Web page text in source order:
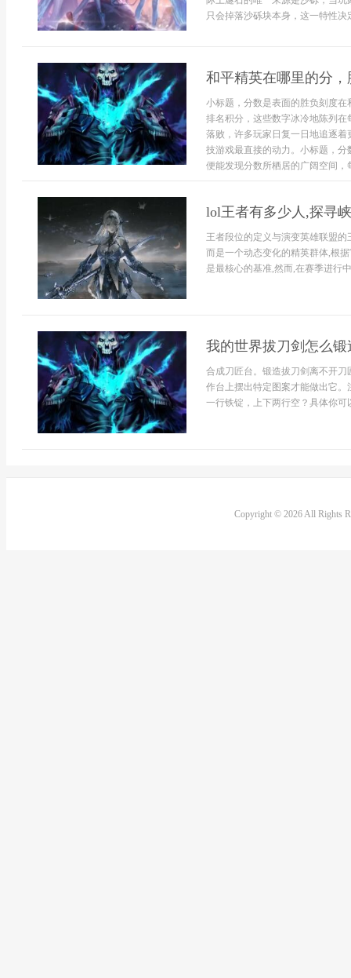
只会掉落沙砾块本身，这一特性决
和平精英在哪里的分
小标题，分数是表面的胜负刻度
排名积分，这些数字冰冷地陈列
落败，许多玩家日复一日地追逐
技游戏最直接的动力。小标题，
便能发现分数所栖居的广阔空间
lol王者有多少人,探寻
王者段位的定义与演变英雄联盟
而是一个动态变化的精英群体,根
是最核心的基准,然而,在赛季进行
我的世界拔刀剑怎么
合成刀匠台。锻造拔刀剑离不开
作台上摆出特定图案才能做出它
一行铁锭，上下两行空？具体你可
Copyright © 2026 All Rights